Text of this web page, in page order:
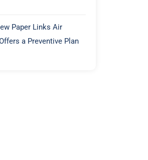
Paper Links Air
a Preventive Plan